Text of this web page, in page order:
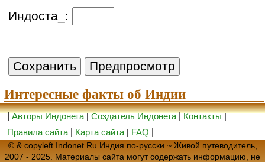
Индоста_:
Интересные факты об Индии
|Авторы Индонета|Создатель Индонета|Контакты|
Правила сайта
Карта сайта | FAQ
© & copyleft Indonet.Ru Индия по-русски ~ Живой путеводитель,
2007 - 2025. Материалы сайта могут содержать информацию, не